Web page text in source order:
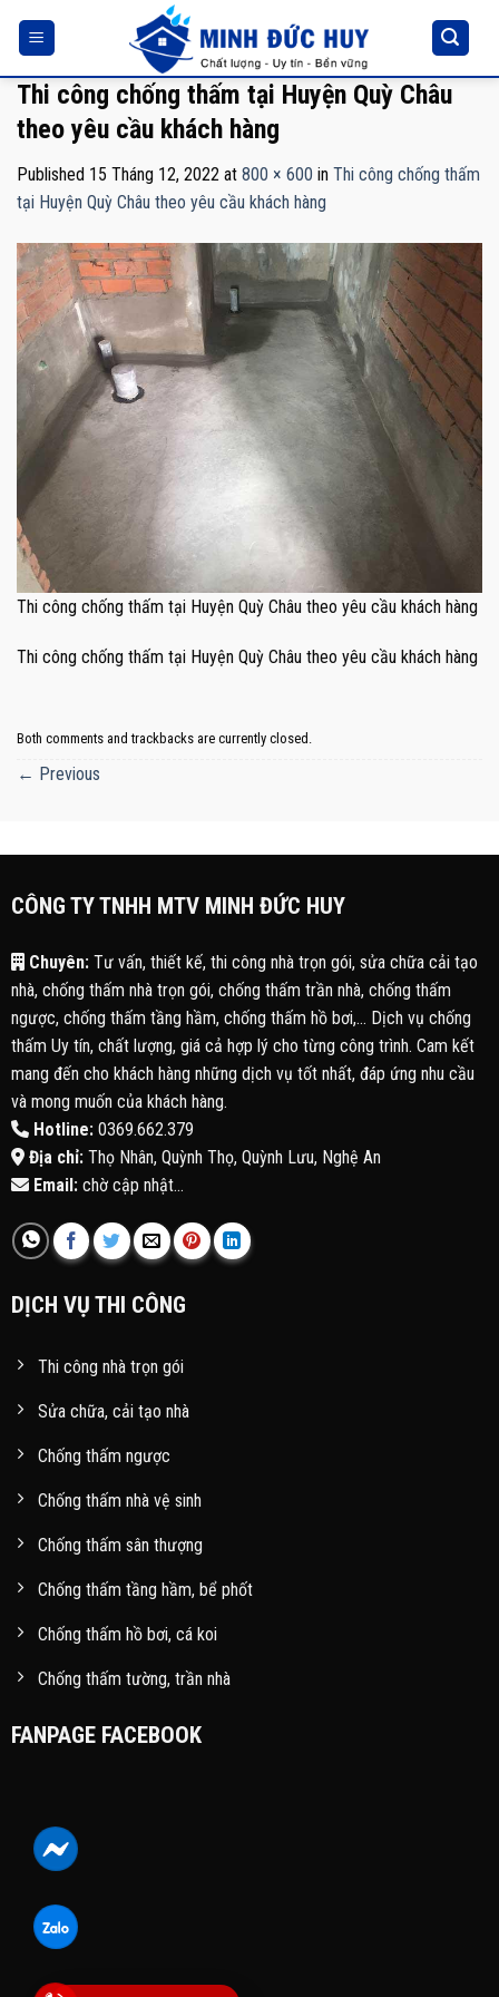
Thi công chống thấm tại Huyện Quỳ Châu
theo yêu cầu khách hàng
Published 15 Tháng 12, 2022 at 800 × 600 in Thi công chống thấm
tại Huyện Quỳ Châu theo yêu cầu khách hàng
Thi công chống thấm tại Huyện Quỳ Châu theo yêu cầu khách hàng
Thi công chống thấm tại Huyện Quỳ Châu theo yêu cầu khách hàng
Both comments and trackbacks are currently closed.
← Previous
CÔNG TY TNHH MTV MINH ĐỨC HUY
Chuyên:Tư vấn, thiết kế, thi công nhà trọn gói, sửa chữa cải tạo
nhà, chống thấm nhà trọn gói, chống thấm trần nhà, chống thấm
ngược, chống thấm tầng hầm, chống thấm hồ bơi,... Dịch vụ chống
thấm Uy tín, chất lượng, giá cả hợp lý cho từng công trình. Cam kết
mang đến cho khách hàng những dịch vụ tốt nhất, đáp ứng nhu cầu
và mong muốn của khách hàng.
Hotline:0369.662.379
Địa chỉ:Thọ Nhân, Quỳnh Thọ, Quỳnh Lưu, Nghệ An
Email:chờ cập nhật...
DỊCH VỤ THI CÔNG
Thi công nhà trọn gói
Sửa chữa, cải tạo nhà
Chống thấm ngược
Chống thấm nhà vệ sinh
Chống thấm sân thượng
Chống thấm tầng hầm, bể phốt
Chống thấm hồ bơi, cá koi
Chống thấm tường, trần nhà
FANPAGE FACEBOOK